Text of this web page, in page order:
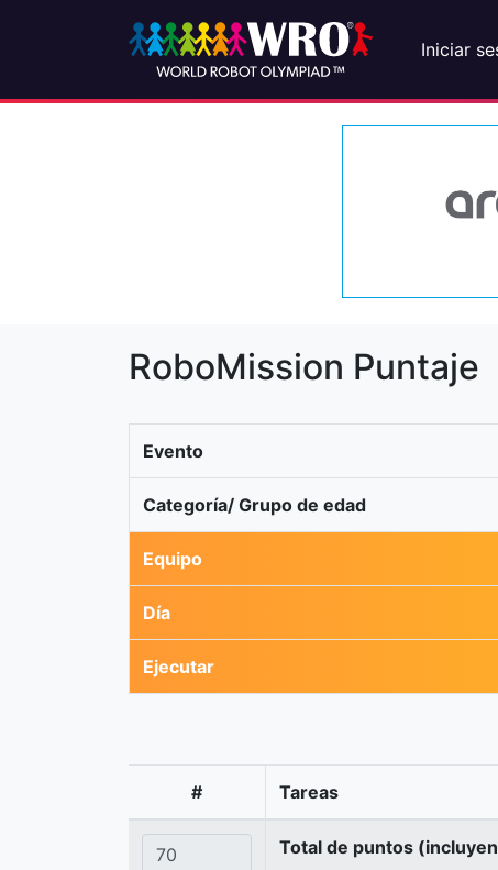
Iniciar
RoboMission Puntaje
Evento
Categoría/ Grupo de edad
Equipo
Día
Ejecutar
# Tareas
Total de puntos